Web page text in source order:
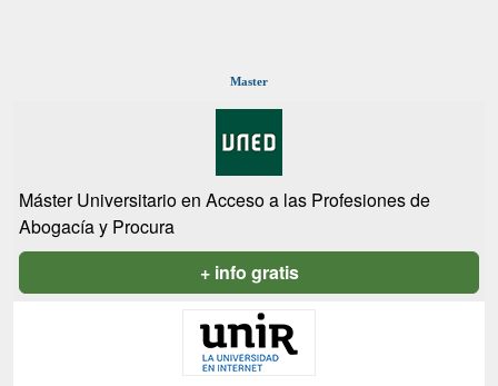
Master
Máster Universitario en Acceso a las Profesiones de
Abogacía y Procura
+ info gratis